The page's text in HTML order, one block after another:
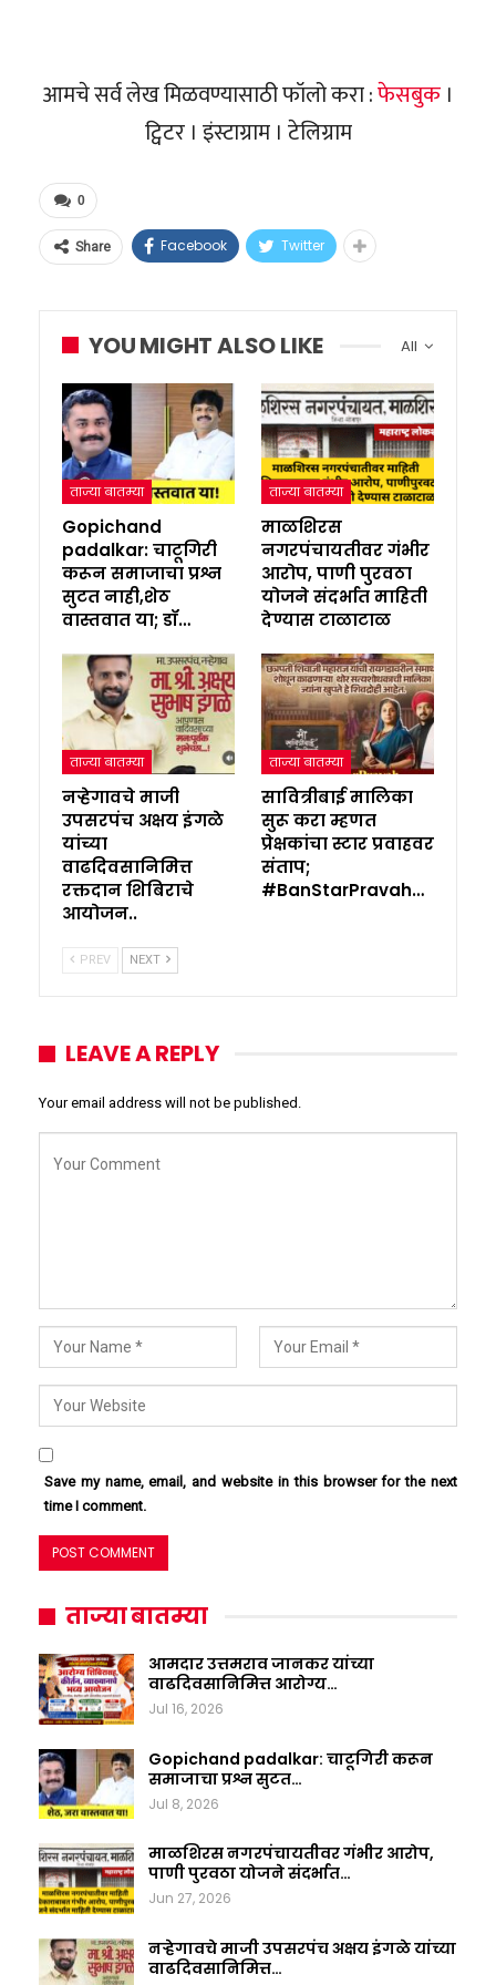
आमचे सर्व लेख मिळवण्यासाठी फॉलो करा :फेसबुक ।
ट्विटर । इंस्टाग्राम । टेलिग्राम
0
Share Facebook Twitter
All
YOU MIGHT ALSO LIKE
ताज्या बातम्या
Gopichand
padalkar: चाटूगिरी
करून समाजाचा प्रश्न
सुटत नाही,शेठ
वास्तवात या; डॉ…
ताज्या बातम्या
माळशिरस
नगरपंचायतीवर गंभीर
आरोप, पाणी पुरवठा
योजने संदर्भात माहिती
देण्यास टाळाटाळ
ताज्या बातम्या
नऱ्हेगावचे माजी
उपसरपंच अक्षय इंगळे
यांच्या
वाढदिवसानिमित्त
रक्तदान शिबिराचे
आयोजन..
ताज्या बातम्या
सावित्रीबाई मालिका
सुरू करा म्हणत
प्रेक्षकांचा स्टार प्रवाहवर
संताप;
#BanStarPravah…
PREV NEXT
LEAVE A REPLY
Your email address will not be published.
Save my name, email, and website in this browser for the next
time I comment.
ताज्या बातम्या
आमदार उत्तमराव जानकर यांच्या
वाढदिवसानिमित्त आरोग्य…
Jul 16, 2026
Gopichand padalkar: चाटूगिरी करून
समाजाचा प्रश्न सुटत…
Jul 8, 2026
माळशिरस नगरपंचायतीवर गंभीर आरोप,
पाणी पुरवठा योजने संदर्भात…
Jun 27, 2026
नऱ्हेगावचे माजी उपसरपंच अक्षय इंगळे यांच्या
वाढदिवसानिमित्त…